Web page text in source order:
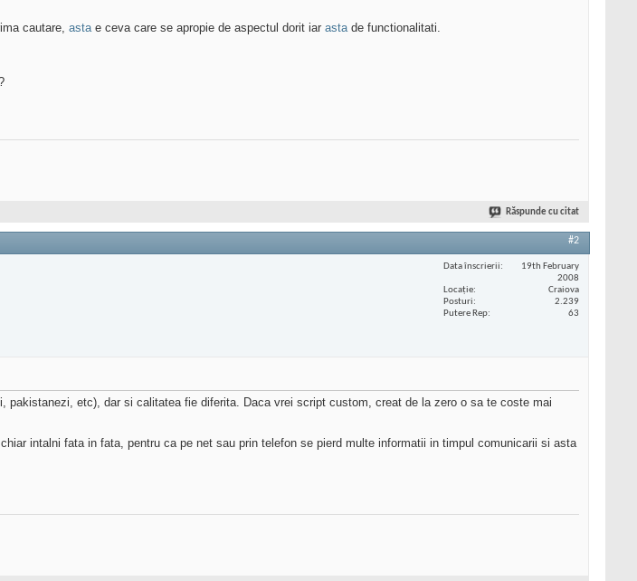
cautare, astae ceva care se apropie de aspectul dorit iar astade functionalitati.
Răspunde cu citat
#2
Data înscrierii
19th February
2008
Locaţie
Craiova
Posturi
2.239
Putere Rep
63
etc), dar si calitatea fie diferita. Daca vrei script custom, creat de la zero o sa te coste mai
intalni fata in fata, pentru ca pe net sau prin telefon se pierd multe informatii in timpul comunicarii si asta